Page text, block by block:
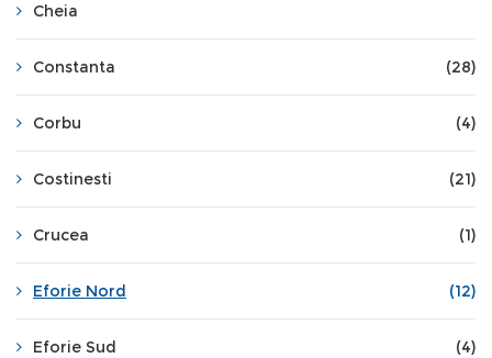
Cheia
Constanta (28)
Corbu (4)
Costinesti (21)
Crucea (1)
Eforie Nord (12)
Eforie Sud (4)